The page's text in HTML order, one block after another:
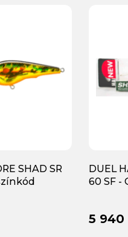
SHAD SR
DUEL
60 SF -
5 940